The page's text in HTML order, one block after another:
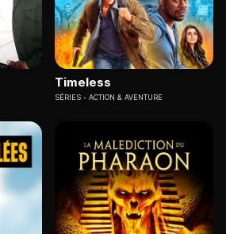
Timeless
SÉRIES ACTION & AVENTURE